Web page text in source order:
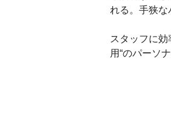
れる。手狭な
スタッフに
用“のパーソ